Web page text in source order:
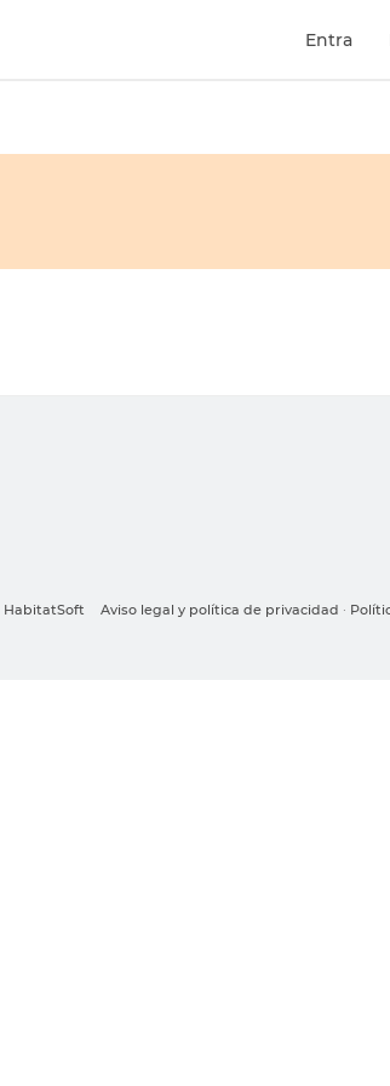
Entra
HabitatSoft Aviso legal y política de privacidad ·